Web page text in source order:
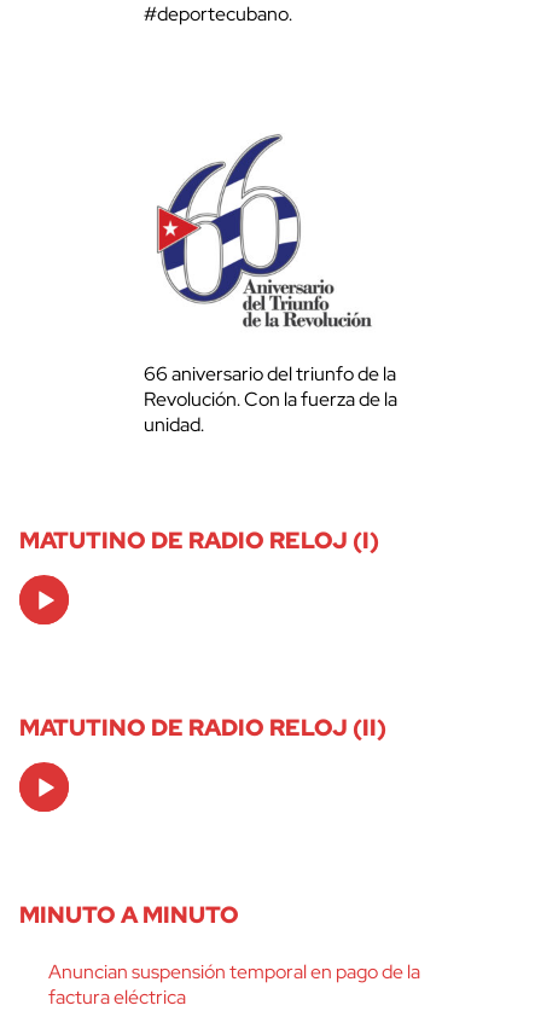
#deportecubano.
66 aniversario del triunfo de la
Revolución. Con la fuerza de la
unidad.
MATUTINO DE RADIO RELOJ (I)
Audio
Player
MATUTINO DE RADIO RELOJ (II)
Audio
Player
MINUTO A MINUTO
Anuncian suspensión temporal en pago de la
factura eléctrica